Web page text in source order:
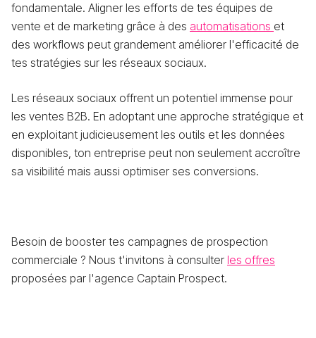
fondamentale. Aligner les efforts de tes équipes de
vente et de marketing grâce à des automatisations et
des workflows peut grandement améliorer l'efficacité de
tes stratégies sur les réseaux sociaux.
Les réseaux sociaux offrent un potentiel immense pour
les ventes B2B. En adoptant une approche stratégique et
en exploitant judicieusement les outils et les données
disponibles, ton entreprise peut non seulement accroître
sa visibilité mais aussi optimiser ses conversions.
Besoin de booster tes campagnes de prospection
commerciale ? Nous t'invitons à consulter les offres
proposées par l'agence Captain Prospect.